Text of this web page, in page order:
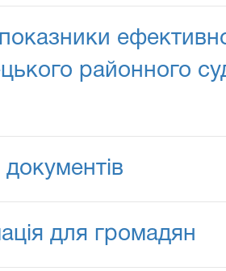
районного
для громадян